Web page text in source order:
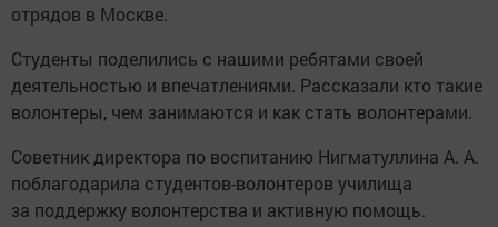
отрядов в Москве.
Студенты поделились с нашими ребятами своей
деятельностью и впечатлениями. Рассказали кто такие
волонтеры, чем занимаются и как стать волонтерами.
Советник директора по воспитанию Нигматуллина А. А.
поблагодарила студентов-волонтеров училища
за поддержку волонтерства и активную помощь.